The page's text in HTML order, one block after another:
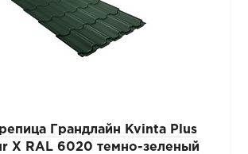
Грандлайн Kvinta Plus
X RAL 6020 темно-зеленый